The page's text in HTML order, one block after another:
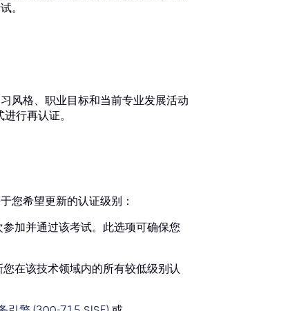
。
风格、职业目标和当前专业发展活动
行再认证。
您希望更新的认证级别：
加并通过该考试。此选项可确保您
在该技术领域内的所有较低级别认